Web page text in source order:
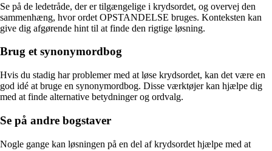
Se på de ledetråde, der er tilgængelige i krydsordet, og overvej den
sammenhæng, hvor ordet OPSTANDELSE bruges. Konteksten kan
give dig afgørende hint til at finde den rigtige løsning.
Brug et synonymordbog
Hvis du stadig har problemer med at løse krydsordet, kan det være en
god idé at bruge en synonymordbog. Disse værktøjer kan hjælpe dig
med at finde alternative betydninger og ordvalg.
Se på andre bogstaver
Nogle gange kan løsningen på en del af krydsordet hjælpe med at